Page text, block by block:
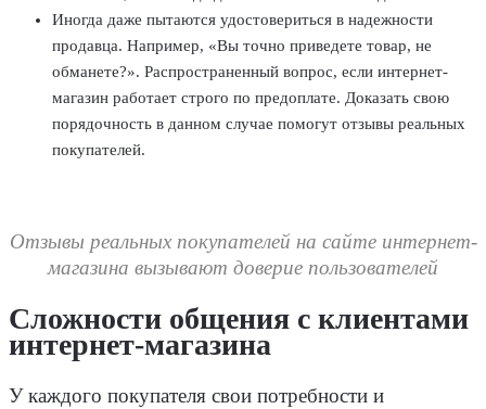
Иногда даже пытаются удостовериться в надежности
продавца. Например, «Вы точно приведете товар, не
обманете?». Распространенный вопрос, если интернет-
магазин работает строго по предоплате. Доказать свою
порядочность в данном случае помогут отзывы реальных
покупателей.
Отзывы реальных покупателей на сайте интернет-
магазина вызывают доверие пользователей
Сложности общения с клиентами
интернет-магазина
У каждого покупателя свои потребности и